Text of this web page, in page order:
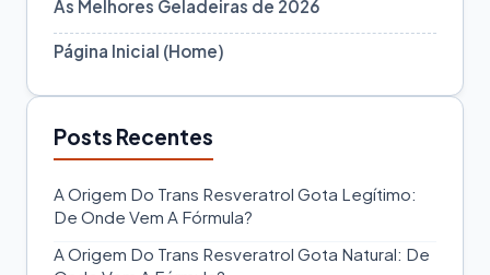
As Melhores Geladeiras de 2026
Página Inicial (Home)
Posts Recentes
A Origem Do Trans Resveratrol Gota Legítimo:
De Onde Vem A Fórmula?
A Origem Do Trans Resveratrol Gota Natural: De